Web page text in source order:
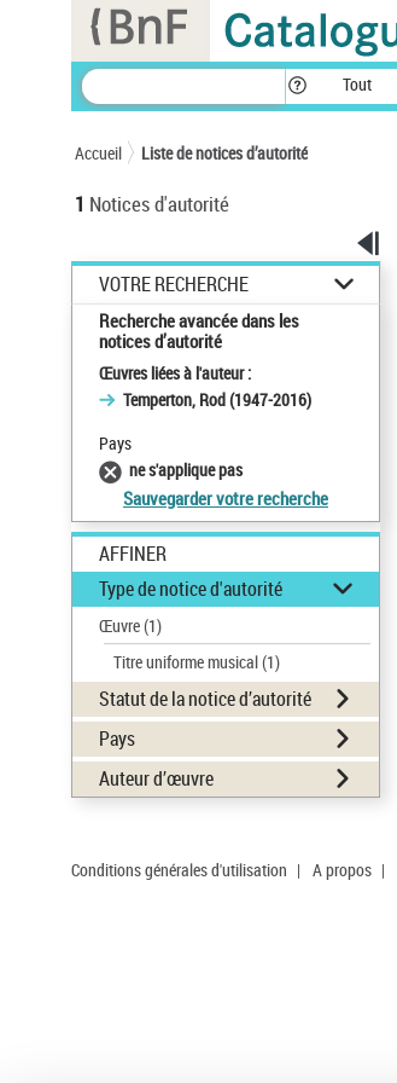
Tout
Accueil Liste de notices d’autorité
1 Notices d'autorité
VOTRE RECHERCHE
Recherche avancée dans les
notices d’autorité
Œuvres liées à l'auteur :
Temperton, Rod (1947-2016)
Pays
ne s'applique pas
Sauvegarder votre recherche
AFFINER
Type de notice d'autorité
Œuvre(1)
Titre uniforme musical(1)
Statut de la notice d’autorité
Pays
Auteur d’œuvre
Conditions générales d'utilisation | A propos |
Panneau de gestion des cookies